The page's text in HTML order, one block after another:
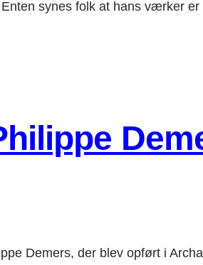
synes folk at hans værker
Demers, der blev opført i